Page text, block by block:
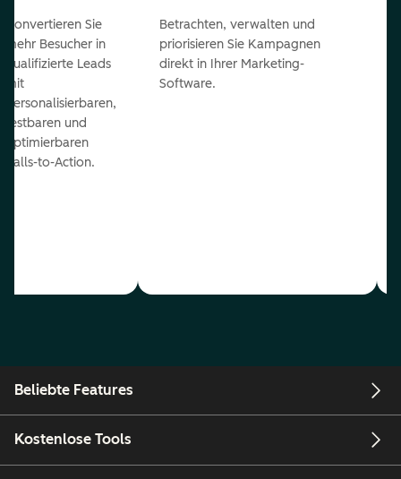
Konvertieren Sie
mehr Besucher in
qualifizierte Leads
mit
personalisierbaren,
testbaren und
optimierbaren
Calls-to-Action.
Betrachten, verwalten und
priorisieren Sie Kampagnen
direkt in Ihrer Marketing-
Software.
Beliebte Features
Kostenlose Tools